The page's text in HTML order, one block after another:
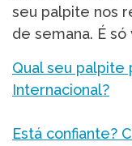
seu palpite nos
de semana. É
Qual seu palpite
Internacional?
Está confiante?